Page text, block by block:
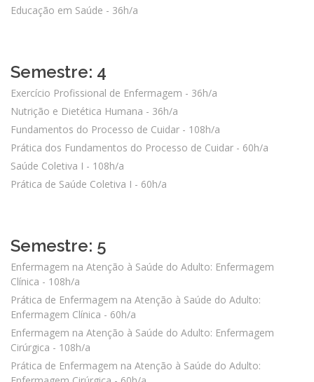
Educação em Saúde - 36h/a
Semestre: 4
Exercício Profissional de Enfermagem - 36h/a
Nutrição e Dietética Humana - 36h/a
Fundamentos do Processo de Cuidar - 108h/a
Prática dos Fundamentos do Processo de Cuidar - 60h/a
Saúde Coletiva I - 108h/a
Prática de Saúde Coletiva I - 60h/a
Semestre: 5
Enfermagem na Atenção à Saúde do Adulto: Enfermagem
Clínica - 108h/a
Prática de Enfermagem na Atenção à Saúde do Adulto:
Enfermagem Clínica - 60h/a
Enfermagem na Atenção à Saúde do Adulto: Enfermagem
Cirúrgica - 108h/a
Prática de Enfermagem na Atenção à Saúde do Adulto: